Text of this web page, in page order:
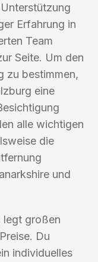
Erfahrung in
Team
Seite. Um den
zu bestimmen,
eine
alle wichtigen
die
und
legt großen
Du
individuelles